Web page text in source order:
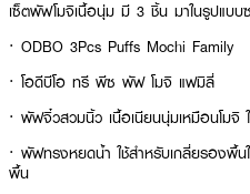
เซ็ตพัฟโมจิเนื้อนุ่ม มี 3 ชิ้น มาในรูปแบบ
· ODBO 3Pcs Puffs Mochi Family
· โอดีบีโอ ทรี พีซ พัฟ โมจิ แฟมิลี่
· พัฟจิ๋วสวมนิ้ว เนื้อเนียนนุ่มเหมือนโมจิ
· พัฟทรงหยดน้ำ ใช้สำหรับเกลี่ยรองพื้น
พื้น